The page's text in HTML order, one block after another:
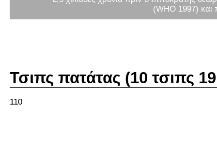
(WHO 1997) και
Τσιπς πατάτας (10 τσιπς
110